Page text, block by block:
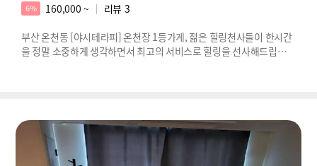
6% 160,000 ~ 리뷰 3
부산 온천동 [야시테라피] 온천장 1등가게, 젊은 힐링천사들이 한시간
을 정말 소중하게 생각하면서 최고의 서비스로 힐링을 선사해드립니